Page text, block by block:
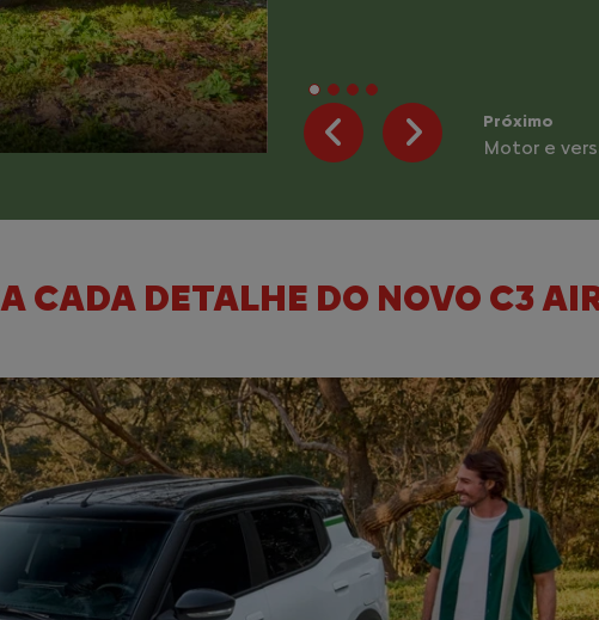
CADA DETALHE DO NOVO C3